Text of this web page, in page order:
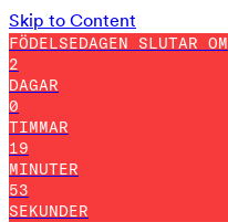
Skip to Content
FÖDELSEDAGEN SLUTAR OM
2
DAGAR
0
TIMMAR
19
MINUTER
47
SEKUNDER